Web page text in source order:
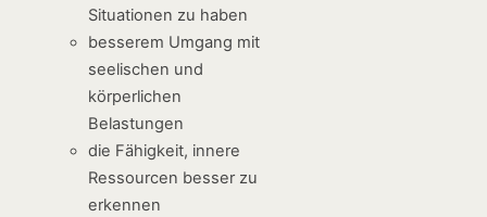
Situationen zu haben
besserem Umgang mit
seelischen und
körperlichen
Belastungen
die Fähigkeit, innere
Ressourcen besser zu
erkennen